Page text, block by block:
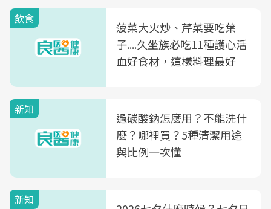
飲食
菠菜大火炒、芹菜要吃葉
子....久坐族必吃11種護心活
血好食材，這樣料理最好
新知
過碳酸鈉怎麼用？不能洗什
麼？哪裡買？5種清潔用途
與比例一次懂
新知